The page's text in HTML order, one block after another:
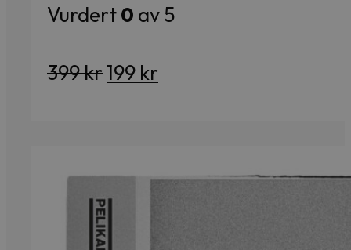
Vurdert0 av 5
399krOpprinnelig
199 krNåværende